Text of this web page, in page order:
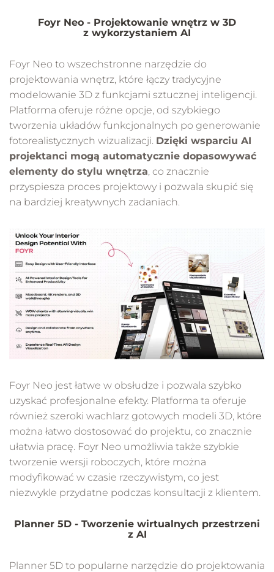
Foyr Neo - Projektowanie wnętrz w 3D
z wykorzystaniem AI
Foyr Neo to wszechstronne narzędzie do
projektowania wnętrz, które łączy tradycyjne
modelowanie 3D z funkcjami sztucznej inteligencji.
Platforma oferuje różne opcje, od szybkiego
tworzenia układów funkcjonalnych po generowanie
fotorealistycznych wizualizacji. Dzięki wsparciu AI
projektanci mogą automatycznie dopasowywać
elementy do stylu wnętrza, co znacznie
przyspiesza proces projektowy i pozwala skupić się
na bardziej kreatywnych zadaniach.
Foyr Neo jest łatwe w obsłudze i pozwala szybko
uzyskać profesjonalne efekty. Platforma ta oferuje
również szeroki wachlarz gotowych modeli 3D, które
można łatwo dostosować do projektu, co znacznie
ułatwia pracę. Foyr Neo umożliwia także szybkie
tworzenie wersji roboczych, które można
modyfikować w czasie rzeczywistym, co jest
niezwykle przydatne podczas konsultacji z klientem.
Planner 5D - Tworzenie wirtualnych przestrzeni
z AI
Planner 5D to popularne narzędzie do projektowania